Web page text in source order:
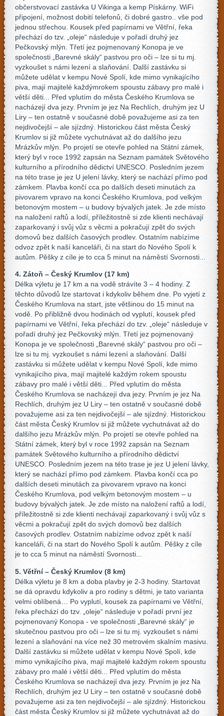
občerstvovací zastávka U Vikinga a kemp Pískárny. WiFi
připojení, možnost dobití telefonů, či dobré gastro.. vše pod
jednou střechou. Kousek před papírnami ve Větřní, řeka
přechází do tzv. „oleje“ následuje v pořadí druhý jez
Pečkovský mlýn. Třetí jez pojmenovaný Konopa je ve
společnosti „Barevné skály“ pastvou pro oči – lze si tu mj.
vyzkoušet s námi lezení a slaňování. Další zastávku si
můžete udělat v kempu Nové Spolí, kde mimo vynikajícího
piva, mají majitelé každýmrokem spoustu zábavy pro malé i
větší děti... Před vplutím do města Českého Krumlova se
nacházejí dva jezy. Prvním je jez Na Rechlích, druhým jez U
Liry – ten ostatně v současné době považujeme asi za ten
nejdivočejší – ale sjízdný. Historickou část města Český
Krumlov si již můžete vychutnávat až do dalšího jezu
Mrázkův mlýn. Po projetí se otevře pohled na Státní zámek,
který byl v roce 1992 zapsán na Seznam památek Světového
kulturního a přírodního dědictví UNESCO. Posledním jezem
na této trase je jez U jelení lávky, který se nachází přímo pod
zámkem. Plavba končí cca po dalších deseti minutách za
pivovarem vpravo na konci Českého Krumlova, pod velkým
betonovým mostem – u budovy bývalých jatek. Je zde místo
na naložení raftů a lodí, příležitostně si zde klienti nechávají
zaparkovaný i svůj vůz s věcmi a pokračují zpět do svých
domovů bez dalších časových prodlev. Ostatním nabízíme
odvoz zpět k naší kanceláři, či na start do Nového Spolí k
autům. Pěšky z cíle je to cca 5 minut na náměstí Svornosti...
4. Zátoň – Český Krumlov (17 km)
Délka výletu je 17 km a na vodě strávíte 3 – 4 hodiny. Z
těchto důvodů lze startovat i kdykoliv během dne. Po vyjetí z
Českého Krumlova na start, jste většinou do 15 minut na
vodě. Po přibližně dvou hodinách od vyplutí, kousek před
papírnami ve Větřní, řeka přechází do tzv. „oleje“ následuje v
pořadí druhý jez Pečkovský mlýn. Třetí jez pojmenovaný
Konopa je ve společnosti „Barevné skály“ pastvou pro oči –
lze si tu mj. vyzkoušet s námi lezení a slaňování. Další
zastávku si můžete udělat v kempu Nové Spolí, kde mimo
vynikajícího piva, mají majitelé každým rokem spoustu
zábavy pro malé i větší děti... Před vplutím do města
Českého Krumlova se nacházejí dva jezy. Prvním je jez Na
Rechlích, druhým jez U Liry – ten ostatně v současné době
považujeme asi za ten nejdivočejší – ale sjízdný. Historickou
část města Český Krumlov si již můžete vychutnávat až do
dalšího jezu Mrázkův mlýn. Po projetí se otevře pohled na
Státní zámek, který byl v roce 1992 zapsán na Seznam
památek Světového kulturního a přírodního dědictví
UNESCO. Posledním jezem na této trase je jez U jelení lávky,
který se nachází přímo pod zámkem. Plavba končí cca po
dalších deseti minutách za pivovarem vpravo na konci
Českého Krumlova, pod velkým betonovým mostem – u
budovy bývalých jatek. Je zde místo na naložení raftů a lodí,
příležitostně si zde klienti nechávají zaparkovaný i svůj vůz s
věcmi a pokračují zpět do svých domovů bez dalších
časových prodlev. Ostatním nabízíme odvoz zpět k naší
kanceláři, či na start do Nového Spolí k autům. Pěšky z cíle
je to cca 5 minut na náměstí Svornosti...
5. Větřní – Český Krumlov (8 km)
Délka výletu je 8 km a doba plavby je 2-3 hodiny. Startovat
se dá opravdu kdykoliv a pro rodiny s dětmi, je tato varianta
velmi oblíbená… Po vyplutí, kousek za papírnami ve Větřní,
řeka přechází do tzv. „oleje“ následuje v pořadí první jez
pojmenovaný Konopa - ve společnosti „Barevné skály“ je
skutečnou pastvou pro oči – lze si tu mj. vyzkoušet s námi
lezení a slaňování na více než 30 metrovém skalním masivu.
Další zastávku si můžete udělat v kempu Nové Spolí, kde
mimo vynikajícího piva, mají majitelé každým rokem spoustu
zábavy pro malé i větší děti... Před vplutím do města
Českého Krumlova se nacházejí dva jezy. Prvním je jez Na
Rechlích, druhým jez U Liry – ten ostatně v současné době
považujeme asi za ten nejdivočejší – ale sjízdný. Historickou
část města Český Krumlov si již můžete vychutnávat až do